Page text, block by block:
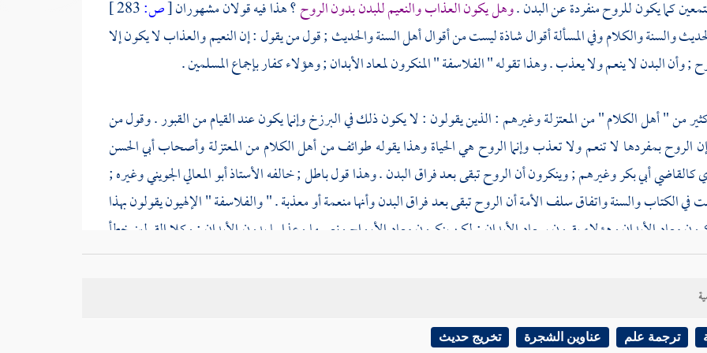
كما يكون للروح منفردة عن البدن .وهل يكون العذاب والنعيم للبدن بدون الروح؟ هذا فيه قولان مشهوران[ص:
والسنة والكلام وفي المسألة أقوال شاذة ليست من أقوالأهل السنةوالحديث ; قول من يقول : إن النعيم والعذاب لا يكون إلا
; وأن البدن لا ينعم ولا يعذب . وهذا تقوله "الفلاسفة" المنكرون لمعاد الأبدان ; وهؤلاء كفار بإجماع المسلمين .
من "أهل الكلام" منالمعتزلةوغيرهم : الذين يقولون : لا يكون ذلك في البرزخ وإنما يكون عند القيام من القبور . وقول من
الروح بمفردها لا تنعم ولا تعذب وإنما الروح هي الحياة وهذا يقوله طوائف منأهل الكلاممنالمعتزلةوأصحابأبي الحسن
كالقاضي أبي بكروغيرهم ; وينكرون أن الروح تبقى بعد فراق البدن . وهذا قول باطل ; خالفه الأستاذأبو المعالي الجوينيوغيره ;
في الكتاب والسنة واتفاق سلف الأمة أن الروح تبقى بعد فراق البدن وأنها منعمة أو معذبة . "والفلاسفة" الإلهيون يقولون بهذا
معاد الأبدان وهؤلاء يقرون بمعاد الأبدان ; لكن ينكرون معاد الأرواح ونعيمها وعذابها بدون الأبدان ; وكلا القولين خطأ
قولالفلاسفةأبعد عن أقوال أهل الإسلام وإن كان قد يوافقهم عليه من يعتقد أنه متمسك بدين الإسلام بل من يظن أنه من
والتصوف والتحقيق والكلام .
: الشاذ . قول من يقول إن البرزخ ليس فيه نعيم ولا عذاب بل لا يكون ذلك حتى تقوم القيامة الكبرى كما يقول ذلك من
ترجمة علم عناوين الشجرة تخريج حديث